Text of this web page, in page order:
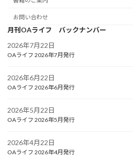
お問い合わせ
月刊OAライフ バックナンバー
2026年7月22日
OAライフ 2026年7月発行
2026年6月22日
OAライフ 2026年6月発行
2026年5月22日
OAライフ 2026年5月発行
2026年4月22日
OAライフ 2026年4月発行